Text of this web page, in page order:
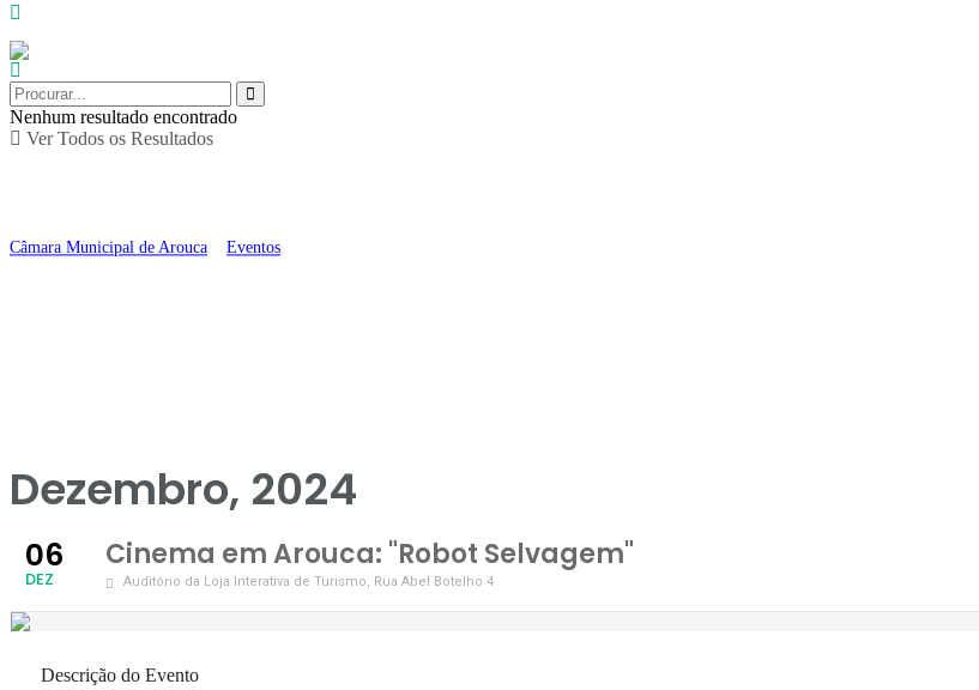
Nenhum resultado encontrado
Ver Todos os Resultados
Câmara Municipal de Arouca Eventos
Dezembro, 2024
06
DEZ
Cinema em Arouca: "Robot Selvagem"
Auditório da Loja Interativa de Turismo, Rua Abel Botelho 4
Descrição do Evento